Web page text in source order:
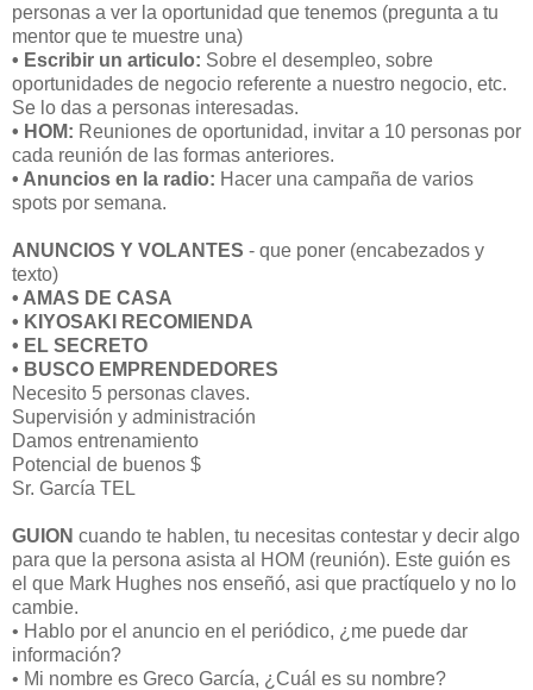
personas a ver la oportunidad que tenemos (pregunta a tu
mentor que te muestre una)
• Escribir un articulo: Sobre el desempleo, sobre
oportunidades de negocio referente a nuestro negocio, etc.
Se lo das a personas interesadas.
• HOM: Reuniones de oportunidad, invitar a 10 personas por
cada reunión de las formas anteriores.
• Anuncios en la radio: Hacer una campaña de varios
spots por semana.
ANUNCIOS Y VOLANTES - que poner (encabezados y
texto)
• AMAS DE CASA
• KIYOSAKI RECOMIENDA
• EL SECRETO
• BUSCO EMPRENDEDORES
Necesito 5 personas claves.
Supervisión y administración
Damos entrenamiento
Potencial de buenos $
Sr. García TEL
GUION cuando te hablen, tu necesitas contestar y decir algo
para que la persona asista al HOM (reunión). Este guión es
el que Mark Hughes nos enseñó, asi que practíquelo y no lo
cambie.
• Hablo por el anuncio en el periódico, ¿me puede dar
información?
• Mi nombre es Greco García, ¿Cuál es su nombre?